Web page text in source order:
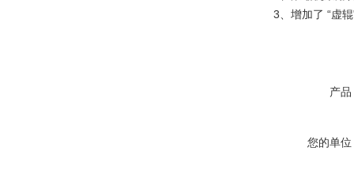
3、增加了 “虚辊"
产品
您的单位